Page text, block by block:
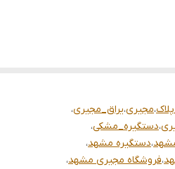
،مجیری،یراق_مجیری،
،دستگیره_مشکی،
،دستگیره مشهد،
،فروشگاه مجیری مشهد،